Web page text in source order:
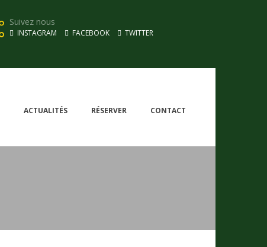
Suivez nous
INSTAGRAM FACEBOOK TWITTER
ACTUALITÉS RÉSERVER CONTACT